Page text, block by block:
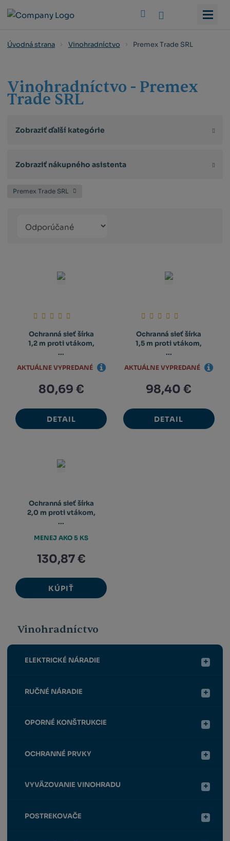
Úvodná strana Vinohradníctvo Premex Trade SRL
Vinohradníctvo - Premex
Trade SRL
Zobraziť ďalší kategórie
Zobraziť nákupného asistenta
Premex Trade SRL
produktů
Ochranná sieť šírka
1,2 m proti vtákom,
...
80,69 €
DETAIL
AKTUÁLNE VYPREDANÉ
Ochranná sieť šírka
1,5 m proti vtákom,
...
98,40 €
DETAIL
AKTUÁLNE VYPREDANÉ
Ochranná sieť šírka
2,0 m proti vtákom,
...
130,87 €
KÚPIŤ
MENEJ AKO 5 KS
Vinohradníctvo
ELEKTRICKÉ NÁRADIE
RUČNÉ NÁRADIE
OPORNÉ KONŠTRUKCIE
OCHRANNÉ PRVKY
VYVÄZOVANIE VINOHRADU
POSTREKOVAČE